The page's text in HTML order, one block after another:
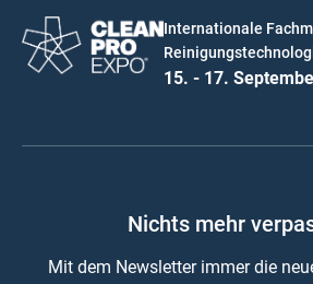
Internationale
15. - 17.
Nichts mehr
Mit dem Newsletter immer die